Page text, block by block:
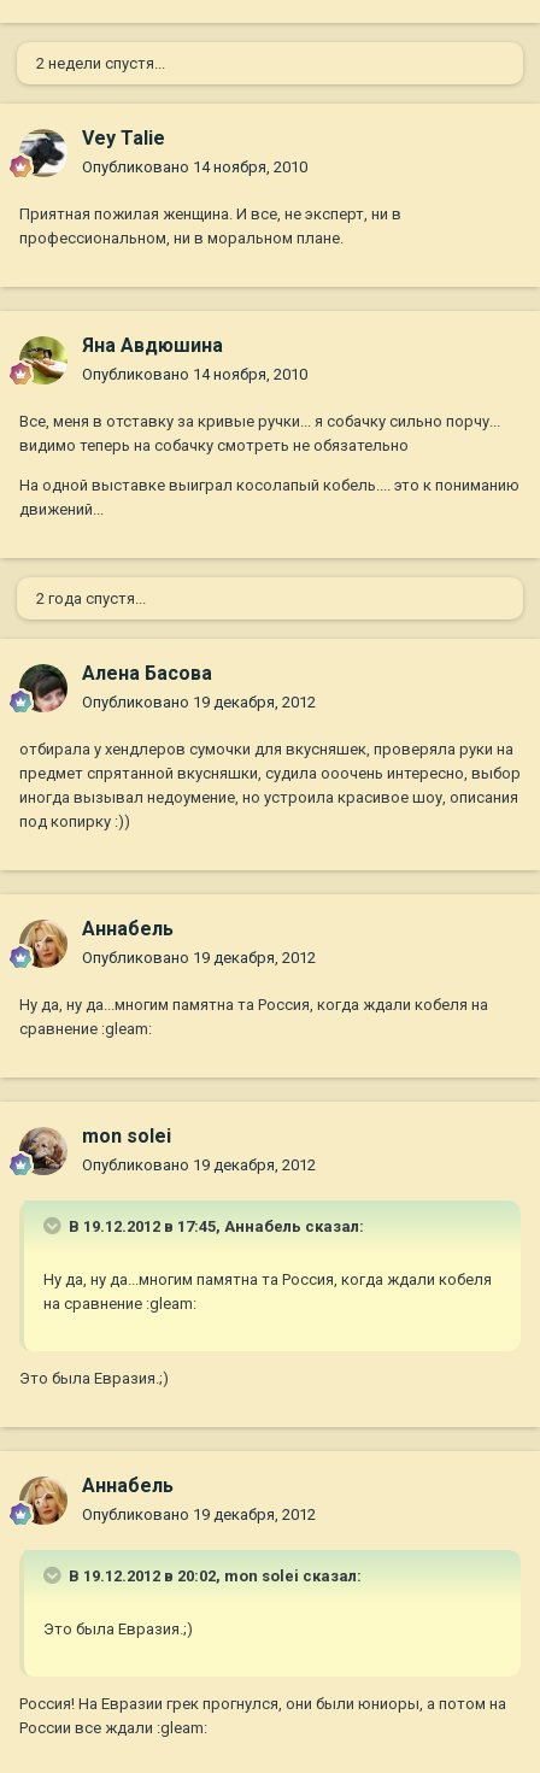
2 недели спустя...
Vey Talie
Опубликовано 14 ноября, 2010
Приятная пожилая женщина. И все, не эксперт, ни в
профессиональном, ни в моральном плане.
Яна Авдюшина
Опубликовано 14 ноября, 2010
Все, меня в отставку за кривые ручки... я собачку сильно порчу...
видимо теперь на собачку смотреть не обязательно
На одной выставке выиграл косолапый кобель.... это к пониманию
движений...
2 года спустя...
Алена Басова
Опубликовано 19 декабря, 2012
отбирала у хендлеров сумочки для вкусняшек, проверяла руки на
предмет спрятанной вкусняшки, судила ооочень интересно, выбор
иногда вызывал недоумение, но устроила красивое шоу, описания
под копирку :))
Aннaбель
Опубликовано 19 декабря, 2012
Ну да, ну да...многим памятна та Россия, когда ждали кобеля на
сравнение :gleam:
mon solei
Опубликовано 19 декабря, 2012
В 19.12.2012 в 17:45, Aннaбель сказал:
Ну да, ну да...многим памятна та Россия, когда ждали кобеля
на сравнение :gleam:
Это была Евразия.;)
Aннaбель
Опубликовано 19 декабря, 2012
В 19.12.2012 в 20:02, mon solei сказал:
Это была Евразия.;)
Россия! На Евразии грек прогнулся, они были юниоры, а потом на
России все ждали :gleam: